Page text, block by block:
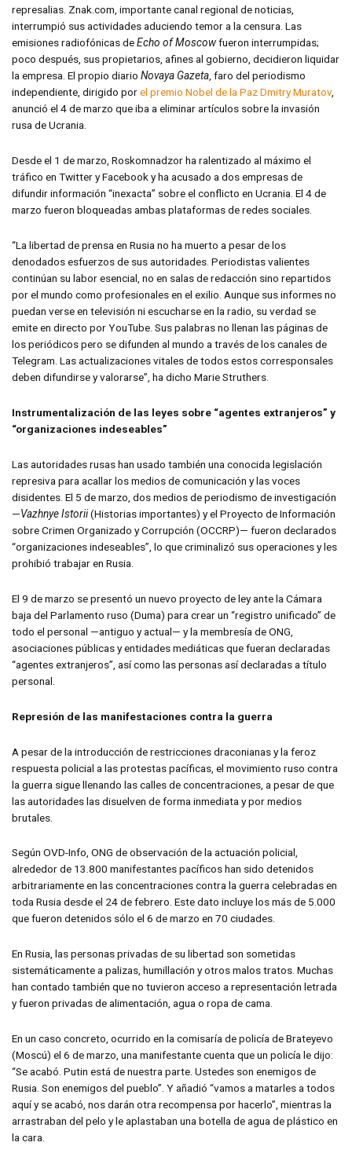
represalias. Znak.com, importante canal regional de noticias,
interrumpió sus actividades aduciendo temor a la censura. Las
emisiones radiofónicas deEcho of Moscowfueron interrumpidas;
poco después, sus propietarios, afines al gobierno, decidieron liquidar
la empresa. El propio diario Novaya Gazeta , faro del periodismo
independiente, dirigido porel premio Nobel de la Paz Dmitry Muratov,
anunció el 4 de marzo que iba a eliminar artículos sobre la invasión
rusa de Ucrania.
Desde el 1 de marzo, Roskomnadzor ha ralentizado al máximo el
tráfico en Twitter y Facebook y ha acusado a dos empresas de
difundir información “inexacta” sobre el conflicto en Ucrania. El 4 de
marzo fueron bloqueadas ambas plataformas de redes sociales.
“La libertad de prensa en Rusia no ha muerto a pesar de los
denodados esfuerzos de sus autoridades. Periodistas valientes
continúan su labor esencial, no en salas de redacción sino repartidos
por el mundo como profesionales en el exilio. Aunque sus informes no
puedan verse en televisión ni escucharse en la radio, su verdad se
emite en directo por YouTube. Sus palabras no llenan las páginas de
los periódicos pero se difunden al mundo a través de los canales de
Telegram. Las actualizaciones vitales de todos estos corresponsales
deben difundirse y valorarse”, ha dicho Marie Struthers.
Instrumentalización de las leyes sobre “agentes extranjeros” y
“organizaciones indeseables”
Las autoridades rusas han usado también una conocida legislación
represiva para acallar los medios de comunicación y las voces
disidentes. El 5 de marzo, dos medios de periodismo de investigación
—Vazhnye Istorii(Historias importantes) y el Proyecto de Información
sobre Crimen Organizado y Corrupción (OCCRP)— fueron declarados
“organizaciones indeseables”, lo que criminalizó sus operaciones y les
prohibió trabajar en Rusia.
El 9 de marzo se presentó un nuevo proyecto de ley ante la Cámara
baja del Parlamento ruso (Duma) para crear un “registro unificado” de
todo el personal —antiguo y actual— y la membresía de ONG,
asociaciones públicas y entidades mediáticas que fueran declaradas
“agentes extranjeros”, así como las personas así declaradas a título
personal.
Represión de las manifestaciones contra la guerra
A pesar de la introducción de restricciones draconianas y la feroz
respuesta policial a las protestas pacíficas, el movimiento ruso contra
la guerra sigue llenando las calles de concentraciones, a pesar de que
las autoridades las disuelven de forma inmediata y por medios
brutales.
Según OVD-Info, ONG de observación de la actuación policial,
alrededor de 13.800 manifestantes pacíficos han sido detenidos
arbitrariamente en las concentraciones contra la guerra celebradas en
toda Rusia desde el 24 de febrero. Este dato incluye los más de 5.000
que fueron detenidos sólo el 6 de marzo en 70 ciudades.
En Rusia, las personas privadas de su libertad son sometidas
sistemáticamente a palizas, humillación y otros malos tratos. Muchas
han contado también que no tuvieron acceso a representación letrada
y fueron privadas de alimentación, agua o ropa de cama.
En un caso concreto, ocurrido en la comisaría de policía de Brateyevo
(Moscú) el 6 de marzo, una manifestante cuenta que un policía le dijo:
“Se acabó. Putin está de nuestra parte. Ustedes son enemigos de
Rusia. Son enemigos del pueblo”. Y añadió “vamos a matarles a todos
aquí y se acabó, nos darán otra recompensa por hacerlo”, mientras la
arrastraban del pelo y le aplastaban una botella de agua de plástico en
la cara.